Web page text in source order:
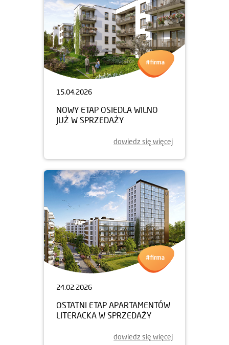
15.04.2026
NOWY ETAP OSIEDLA WILNO
JUŻ W SPRZEDAŻY
dowiedz się więcej
24.02.2026
OSTATNI ETAP APARTAMENTÓW
LITERACKA W SPRZEDAŻY
dowiedz się więcej